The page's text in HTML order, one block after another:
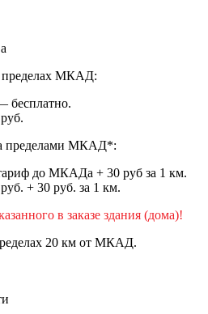
пределах МКАД:
бесплатно.
пределами МКАД*:
до МКАДа + 30 руб за 1 км.
+ 30 руб. за 1 км.
в заказе здания (дома)!
20 км от МКАД.